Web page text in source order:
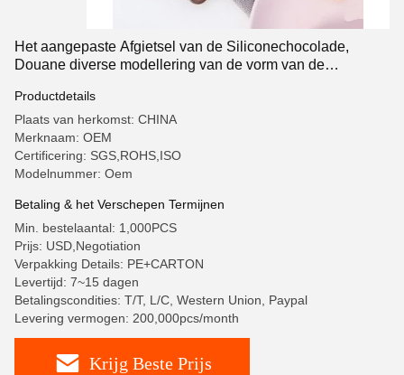
Het aangepaste Afgietsel van de Siliconechocolade,
Douane diverse modellering van de vorm van de
Productdetails
Plaats van herkomst: CHINA
Merknaam: OEM
Certificering: SGS,ROHS,ISO
Modelnummer: Oem
Betaling & het Verschepen Termijnen
Min. bestelaantal: 1,000PCS
Prijs: USD,Negotiation
Verpakking Details: PE+CARTON
Levertijd: 7~15 dagen
Betalingscondities: T/T, L/C, Western Union, Paypal
Levering vermogen: 200,000pcs/month
Krijg Beste Prijs